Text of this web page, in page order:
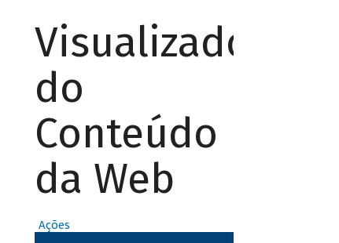
Visualizador
do
Conteúdo
da Web
Ações